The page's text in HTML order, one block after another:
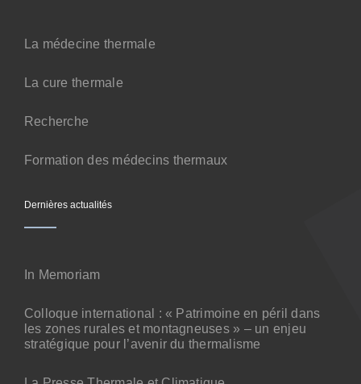
La médecine thermale
La cure thermale
Recherche
Formation des médecins thermaux
Dernières actualités
In Memoriam
Colloque international : « Patrimoine en péril dans
les zones rurales et montagneuses » – un enjeu
stratégique pour l’avenir du thermalisme